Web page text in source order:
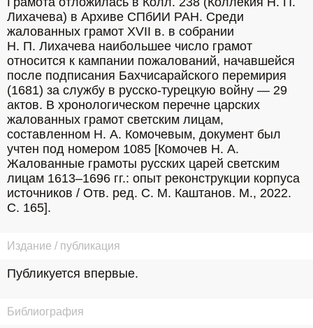
Лихачева) в Архиве СПбИИ РАН. Среди
жалованных грамот XVII в. в собрании
Н. П. Лихачева наибольшее число грамот
относится к кампании пожалований, начавшейся
после подписания Бахчисарайского перемирия
(1681) за службу в русско-турецкую войну — 29
актов. В хронологическом перечне царских
жалованных грамот светским лицам,
составленном Н. А. Комочевым, документ был
учтен под номером 1085 [Комочев Н. А.
Жалованные грамоты русских царей светским
лицам 1613–1696 гг.: опыт реконструкции корпуса
источников / Отв. ред. С. М. Каштанов. М., 2022.
С. 165].
Издание / публикация
Публикуется впервые.
Библиография